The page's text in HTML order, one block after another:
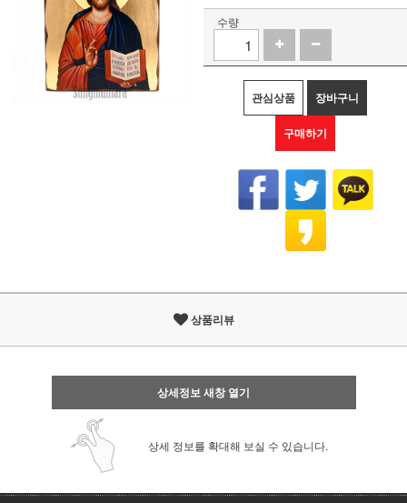
수량
관심상품 장바구니
구매하기
상품리뷰
상세정보 새창 열기
상세 정보를 확대해 보실 수 있습니다.